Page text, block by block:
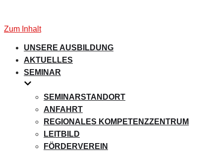
Zum Inhalt
UNSERE AUSBILDUNG
AKTUELLES
SEMINAR
SEMINARSTANDORT
ANFAHRT
REGIONALES KOMPETENZZENTRUM
LEITBILD
FÖRDERVEREIN